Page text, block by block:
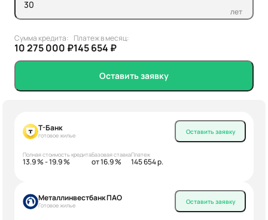
лет
Сумма кредита:
10 275 000 ₽
Платеж в месяц:
145 654 ₽
Оставить заявку
Т-Банк
готовое жилье
Полная стоимость кредита
13.9 % - 19.9 %
Базовая ставка
от 16.9 %
Платеж
145 654 р.
Оставить заявку
Металлинвестбанк ПАО
Готовое жилье Оставить заявку